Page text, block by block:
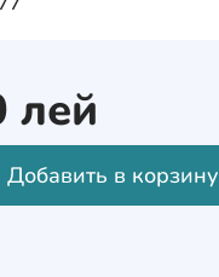
лей
Добавить в корзину